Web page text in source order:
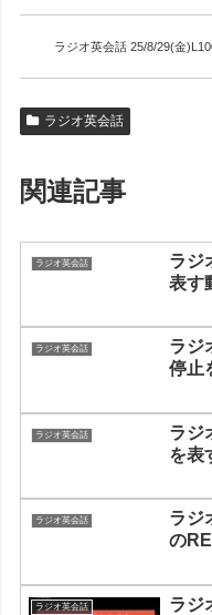
ラジオ英会話 25/8/29(金
ラジオ英会話
関連記事
ラジオ英会話
ラジ
表す
ラジオ英会話
ラジ
停止
ラジオ英会話
ラジ
を表
ラジオ英会話
ラジ
の
ラジオ英会話
ラジ